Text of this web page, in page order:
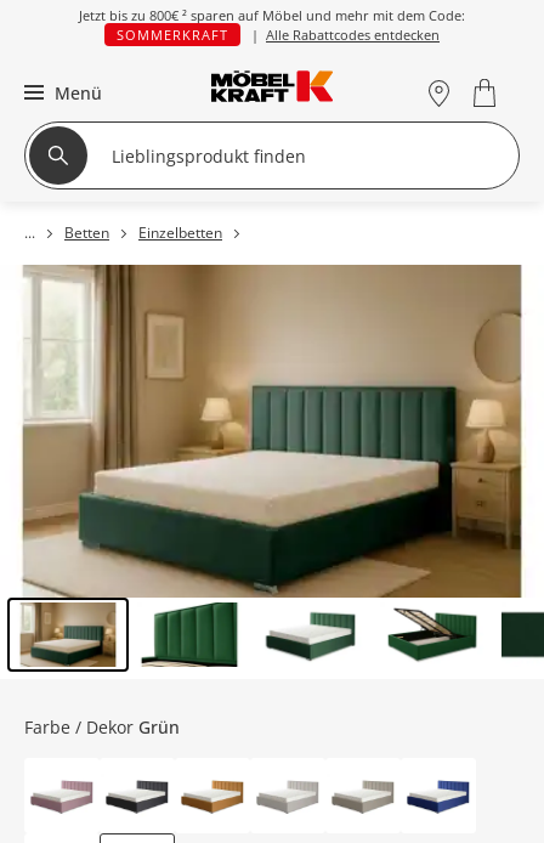
Jetzt bis zu 800€ ² sparen auf Möbel und mehr mit dem Code:
SOMMERKRAFT
| Alle Rabattcodes entdecken
Menü
Betten Einzelbetten
Farbe / Dekor Grün